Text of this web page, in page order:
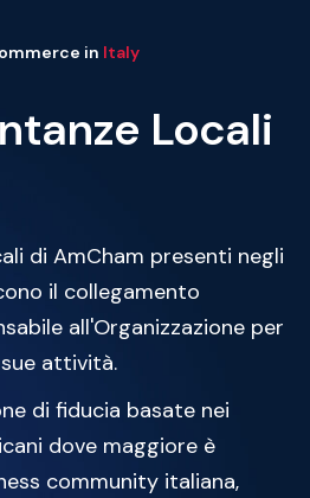
in Italy
Locali
di AmCham presenti negli
il collegamento
all'Organizzazione per
attività.
di fiducia basate nei
dove maggiore è
community italiana,